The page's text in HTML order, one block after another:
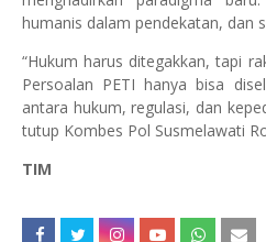
humanis dalam pendekatan, dan
“Hukum harus ditegakkan, tapi
Persoalan PETI hanya bisa
antara hukum, regulasi, dan
tutup Kombes Pol Susmelawati
TIM